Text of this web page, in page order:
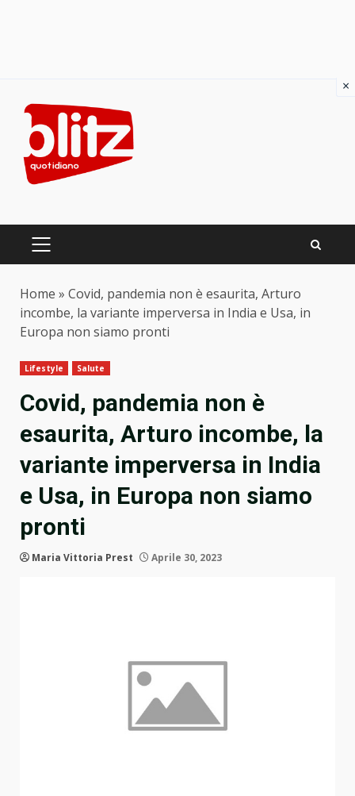
content
PRIMARY
Home » Covid, pandemia non è esaurita, Arturo
incombe, la variante imperversa in India e Usa, in
Europa non siamo pronti
Lifestyle Salute
Covid, pandemia non è
esaurita, Arturo incombe, la
variante imperversa in India
e Usa, in Europa non siamo
pronti
Maria Vittoria Prest Aprile 30, 2023
×